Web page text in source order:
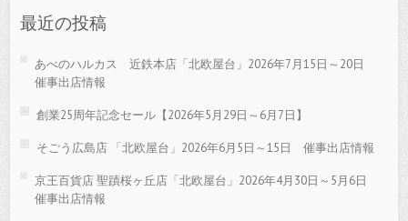
最近の投稿
あべのハルカス 近鉄本店「北欧屋台」2026年7月15日～20日
催事出店情報
創業25周年記念セール【2026年5月29日～6月7日】
そごう広島店 「北欧屋台」2026年6月5日～15日 催事出店情報
京王百貨店 聖蹟桜ヶ丘店「北欧屋台」2026年4月30日～5月6日
催事出店情報